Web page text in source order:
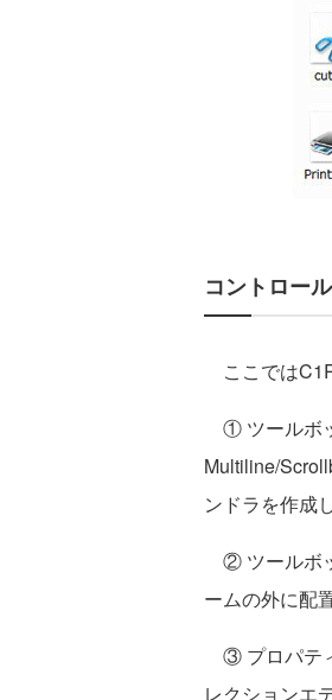
コントロー
ここでは
① ツールボ
Multiline/
ンドラを作成
② ツールボ
ームの外に配
③ プロパテ
レクションエ